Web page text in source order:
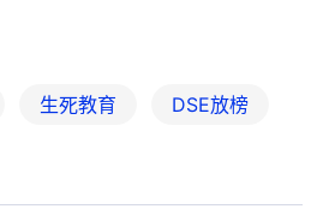
生死教育 DSE放榜